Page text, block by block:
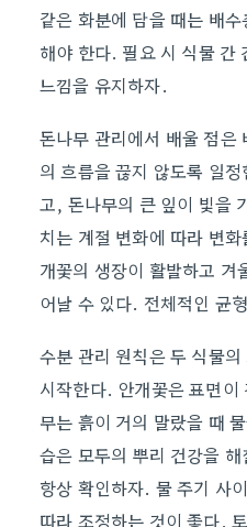
같은 화분에 담을 때는 배
해야 한다. 필요 시 식물 간
느낌을 유지하자.
돈나무 관리에서 배울 점
의 흐름을 끊지 않도록 일
고, 돈나무의 큰 잎이 빛을
치는 계절 변화에 따라 변
개꽃의 생장이 활발하고 겨
어날 수 있다. 전체적인 균
수분 관리 원칙은 두 식물
시작한다. 안개꽃은 표면
무는 흙이 거의 말랐을 때
습은 모두의 뿌리 건강을
항상 확인하자. 물 주기 사
따라 조정하는 것이 좋다.